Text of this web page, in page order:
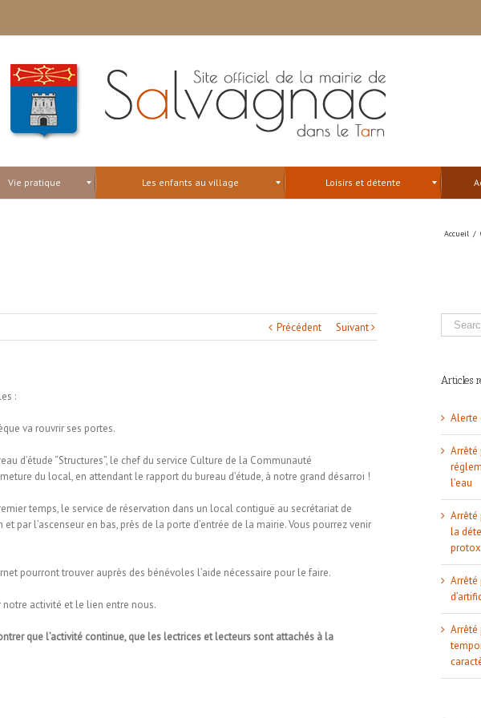
Vie pratique Les enfants au village Loisirs et détente
Accueil /
Précédent Suivant
:
va rouvrir ses portes.
d’étude “Structures”, le chef du service Culture de la Communauté
du local, en attendant le rapport du bureau d’étude, à notre grand désarroi !
temps, le service de réservation dans un local contiguë au secrétariat de
par l’ascenseur en bas, près de la porte d’entrée de la mairie. Vous pourrez venir
pourront trouver auprès des bénévoles l’aide nécessaire pour le faire.
activité et le lien entre nous.
que l’activité continue, que les lectrices et lecteurs sont attachés à la
Articles
Alerte
Arrêté
l’eau
Arrêté
la
Arrêté